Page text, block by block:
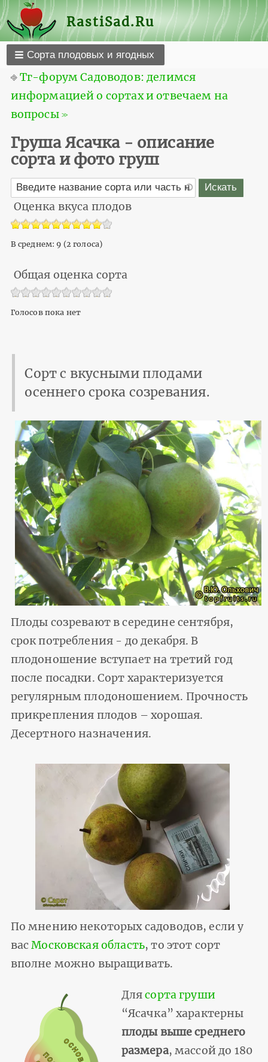
RastiSad.Ru
Сорта плодовых и ягодных
⎆Тг-форум Садоводов: делимся
информацией о сортах и отвечаем на
вопросы ≫
Груша Ясачка - описание
сорта и фото груш
Оценка вкуса плодов
В среднем: 9 (2 голоса)
Общая оценка сорта
Голосов пока нет
Сорт с вкусными плодами
осеннего срока созревания.
Плоды созревают в середине сентября,
срок потребления - до декабря. В
плодоношение вступает на третий год
после посадки. Сорт характеризуется
регулярным плодоношением. Прочность
прикрепления плодов – хорошая.
Десертного назначения.
По мнению некоторых садоводов, если у
васМосковская область, то этот сорт
вполне можно выращивать.
Длясорта груши
“Ясачка” характерны
плоды выше среднего
размера, массой до 180